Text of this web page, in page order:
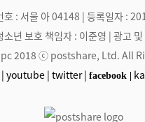
호 : 서울 아 04148 | 등록일자 :
소년 보호 책임자 : 이준영 | 광
2018 ⓒ postshare, Ltd. All
youtube | twitter | facebook |